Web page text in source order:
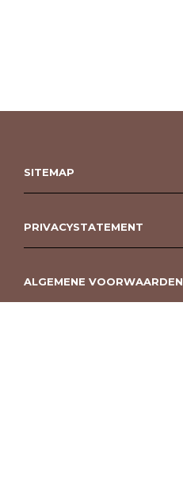
SITEMAP
PRIVACYSTATEMENT
ALGEMENE VOORWAARDEN